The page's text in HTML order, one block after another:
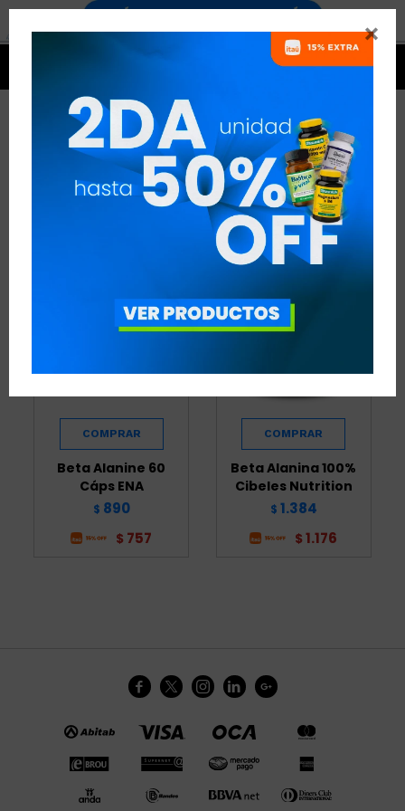

BETA-ALANINA
BETA-ALANINA QUITAR FILTROS
RECOMENDADOS
Beta Alanine 60
Cáps ENA
$ 890
$ 757
Beta Alanina 100%
Cibeles Nutrition
$ 1.384
$ 1.176
    